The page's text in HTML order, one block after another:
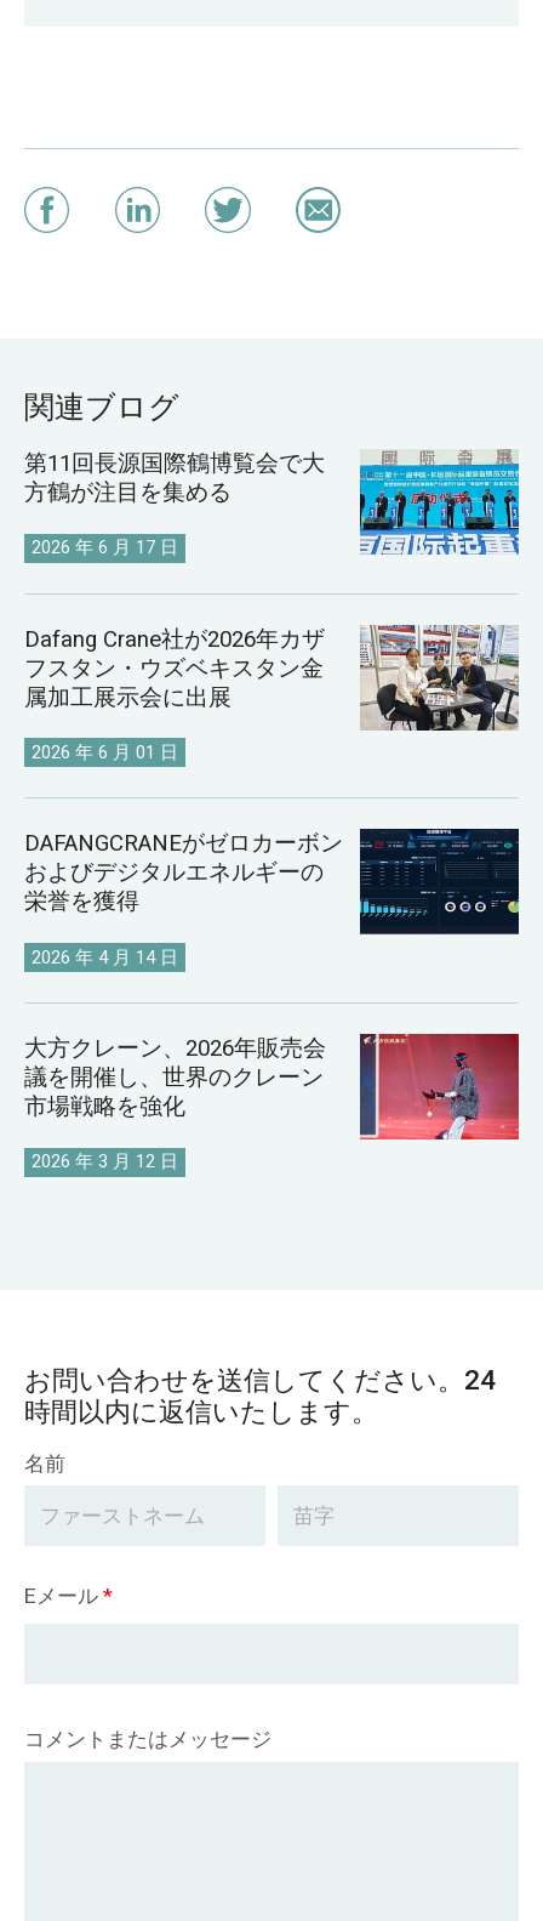
関連ブログ
第11回長源国際鶴博覧会で大
方鶴が注目を集める
2026 年 6 月 17 日
Dafang Crane社が2026年カザ
フスタン・ウズベキスタン金
属加工展示会に出展
2026 年 6 月 01 日
DAFANGCRANEがゼロカーボン
およびデジタルエネルギーの
栄誉を獲得
2026 年 4 月 14 日
大方クレーン、2026年販売会
議を開催し、世界のクレーン
市場戦略を強化
2026 年 3 月 12 日
お問い合わせを送信してください。24
時間以内に返信いたします。
名前
Eメール*
コメントまたはメッセージ